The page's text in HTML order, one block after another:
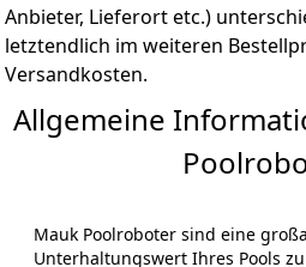
Anbieter, Lieferort etc.)
letztendlich im weiteren
Versandkosten.
Allgemeine
Mauk Poolroboter sind eine
Unterhaltungswert Ihres Pools